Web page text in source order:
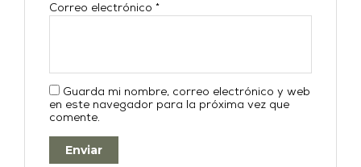
Correo electrónico*
Guarda mi nombre, correo electrónico y web
en este navegador para la próxima vez que
comente.